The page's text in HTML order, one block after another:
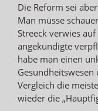
Die Reform sei
Man müsse
Streeck verwies
angekündigte
habe man einen
Vergleich die
wieder die